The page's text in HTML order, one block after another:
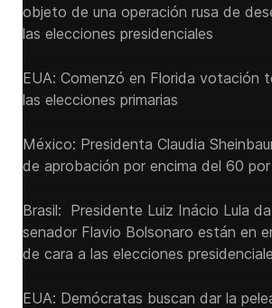
objeto de una operación rusa de
las elecciones presidenciales
EUA: Comenzó en Florida votación
las elecciones primarias
México: Presidenta Claudia
de aprobación por encima del 60
Brasil: Presidente Luiz Inácio Lula
senador Flavio ‌Bolsonaro están en
de cara a las ‌elecciones
EUA: Demócratas buscan dar la